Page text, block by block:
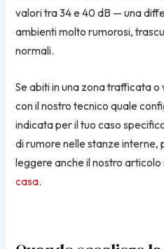
valori tra 34 e 40 dB — una
ambienti molto rumorosi,
normali.
Se abiti in una zona trafficata
con il nostro tecnico quale
indicata per il tuo caso
di rumore nelle stanze interne,
leggere anche il nostro
casa.